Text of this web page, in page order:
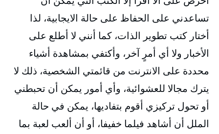
تساعدني على الحفاظ على حالة الايجابية، لذا
أختار كتب تطوير الذات، كما أنني لا أطلع على
الأخبار ولا أي أمرٍ آخر، وأكتفي بمشاهدة أشياء
محددة على الانترنت من قائمتي الشخصية، ذلك لا
يترك مجالا للعشوائية، وأي أمور يمكن أن تحبطني
أو تحول تركيزي أقوم بتفاديها، يمكن في حالة
الملل أن أشاهد فيلما خفيفا، أو أن ألعب لعبة بما